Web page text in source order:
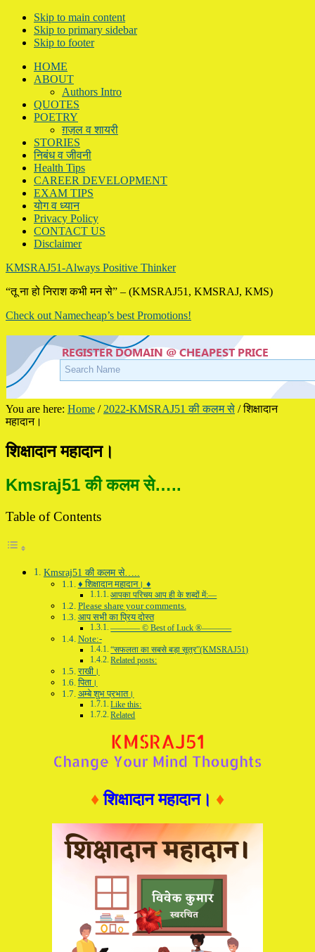
Skip to main content
Skip to primary sidebar
Skip to footer
HOME
ABOUT
Authors Intro
QUOTES
POETRY
ग़ज़ल व शायरी
STORIES
निबंध व जीवनी
Health Tips
CAREER DEVELOPMENT
EXAM TIPS
योग व ध्यान
Privacy Policy
CONTACT US
Disclaimer
KMSRAJ51-Always Positive Thinker
“तू ना हो निराश कभी मन से” – (KMSRAJ51, KMSRAJ, KMS)
Check out Namecheap’s best Promotions!
You are here: Home / 2022-KMSRAJ51 की कलम से /शिक्षादान
महादान।
शिक्षादान महादान।
Kmsraj51 की कलम से…..
Table of Contents
Kmsraj51 की कलम से…..
♦ शिक्षादान महादान। ♦
आपका परिचय आप ही के शब्दों में:—
Please share your comments.
आप सभी का प्रिय दोस्त
———– © Best of Luck ®———–
Note:-
“सफलता का सबसे बड़ा सूत्र”(KMSRAJ51)
Related posts:
राखी।
पिता।
अम्बे शुभ प्रभात।
Like this:
Related
♦शिक्षादान महादान। ♦